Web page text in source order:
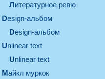
литературное ревю
design-альбом
design-альбом
unlinear text
Unlinear text
майкл муркок